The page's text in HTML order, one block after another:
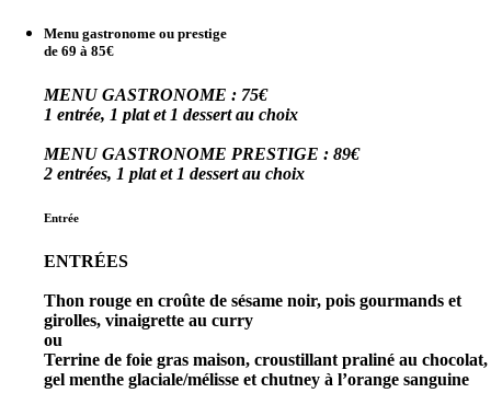
Menu gastronome ou prestige
de 69 à 85€
MENU GASTRONOME : 75€
1 entrée, 1 plat et 1 dessert au choix
MENU GASTRONOME PRESTIGE : 89€
2 entrées, 1 plat et 1 dessert au choix
Entrée
ENTRÉES
Thon rouge en croûte de sésame noir, pois gourmands et
girolles, vinaigrette au curry
ou
Terrine de foie gras maison, croustillant praliné au chocolat,
gel menthe glaciale/mélisse et chutney à l’orange sanguine